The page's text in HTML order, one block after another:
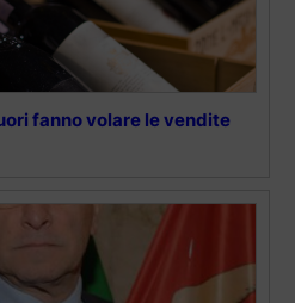
fanno volare le vendite